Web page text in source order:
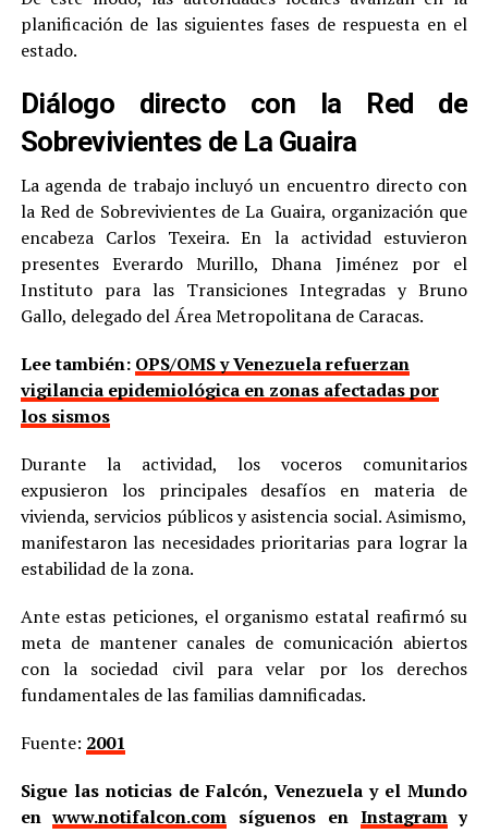
planificación de las siguientes fases de respuesta en el
estado.
Diálogo directo con la Red de
Sobrevivientes de La Guaira
La agenda de trabajo incluyó un encuentro directo con
la Red de Sobrevivientes de La Guaira, organización que
encabeza Carlos Texeira. En la actividad estuvieron
presentes Everardo Murillo, Dhana Jiménez por el
Instituto para las Transiciones Integradas y Bruno
Gallo, delegado del Área Metropolitana de Caracas.
Lee también: OPS/OMS y Venezuela refuerzan
vigilancia epidemiológica en zonas afectadas por
los sismos
Durante la actividad, los voceros comunitarios
expusieron los principales desafíos en materia de
vivienda, servicios públicos y asistencia social. Asimismo,
manifestaron las necesidades prioritarias para lograr la
estabilidad de la zona.
Ante estas peticiones, el organismo estatal reafirmó su
meta de mantener canales de comunicación abiertos
con la sociedad civil para velar por los derechos
fundamentales de las familias damnificadas.
Fuente: 2001
Sigue las noticias de Falcón, Venezuela y el Mundo
enwww.notifalcon.com síguenos en Instagramy